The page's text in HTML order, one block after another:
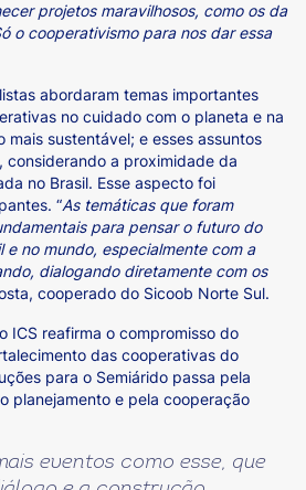
projetos maravilhosos, como os da
o cooperativismo para nos dar essa
abordaram temas importantes
no cuidado com o planeta e na
sustentável; e esses assuntos
considerando a proximidade da
no Brasil. Esse aspecto foi
“As temáticas que foram
para pensar o futuro do
e no mundo, especialmente com a
dialogando diretamente com os
cooperado do Sicoob Norte Sul.
ICS reafirma o compromisso do
das cooperativas do
para o Semiárido passa pela
planejamento e pela cooperação
eventos como esse, que